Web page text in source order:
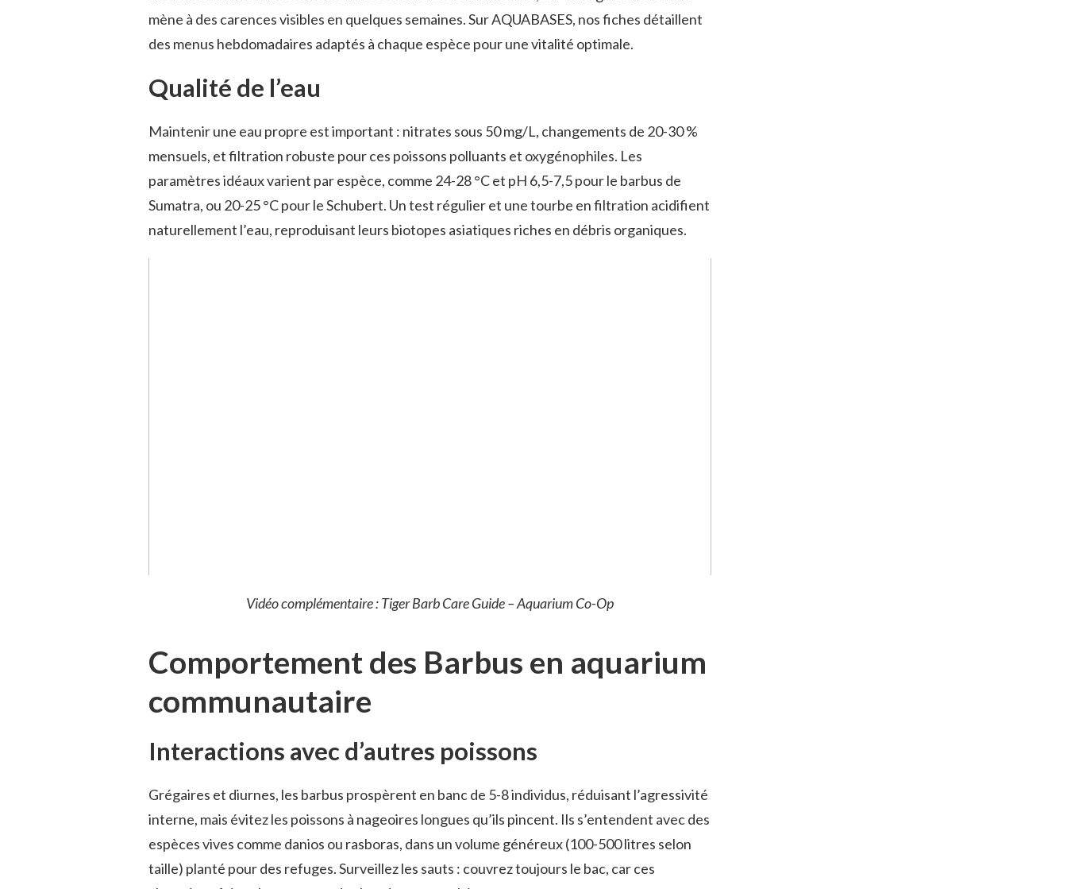
mène à des carences visibles en quelques semaines. Sur AQUABASES, nos fiches détaillent
des menus hebdomadaires adaptés à chaque espèce pour une vitalité optimale.
Qualité de l’eau
Maintenir une eau propre est important : nitrates sous 50 mg/L, changements de 20-30 %
mensuels, et filtration robuste pour ces poissons polluants et oxygénophiles. Les
paramètres idéaux varient par espèce, comme 24-28 °C et pH 6,5-7,5 pour le barbus de
Sumatra, ou 20-25 °C pour le Schubert. Un test régulier et une tourbe en filtration acidifient
naturellement l’eau, reproduisant leurs biotopes asiatiques riches en débris organiques.
Vidéo complémentaire : Tiger Barb Care Guide – Aquarium Co-Op
Comportement des Barbus en aquarium
communautaire
Interactions avec d’autres poissons
Grégaires et diurnes, les barbus prospèrent en banc de 5-8 individus, réduisant l’agressivité
interne, mais évitez les poissons à nageoires longues qu’ils pincent. Ils s’entendent avec des
espèces vives comme danios ou rasboras, dans un volume généreux (100-500 litres selon
taille) planté pour des refuges. Surveillez les sauts : couvrez toujours le bac, car ces